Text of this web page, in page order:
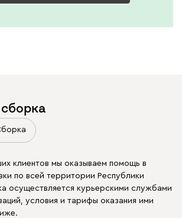
клиентов мы оказываем помощь в
по всей территории Республики
осуществляется курьерскими службами
условия и тарифы оказания ими